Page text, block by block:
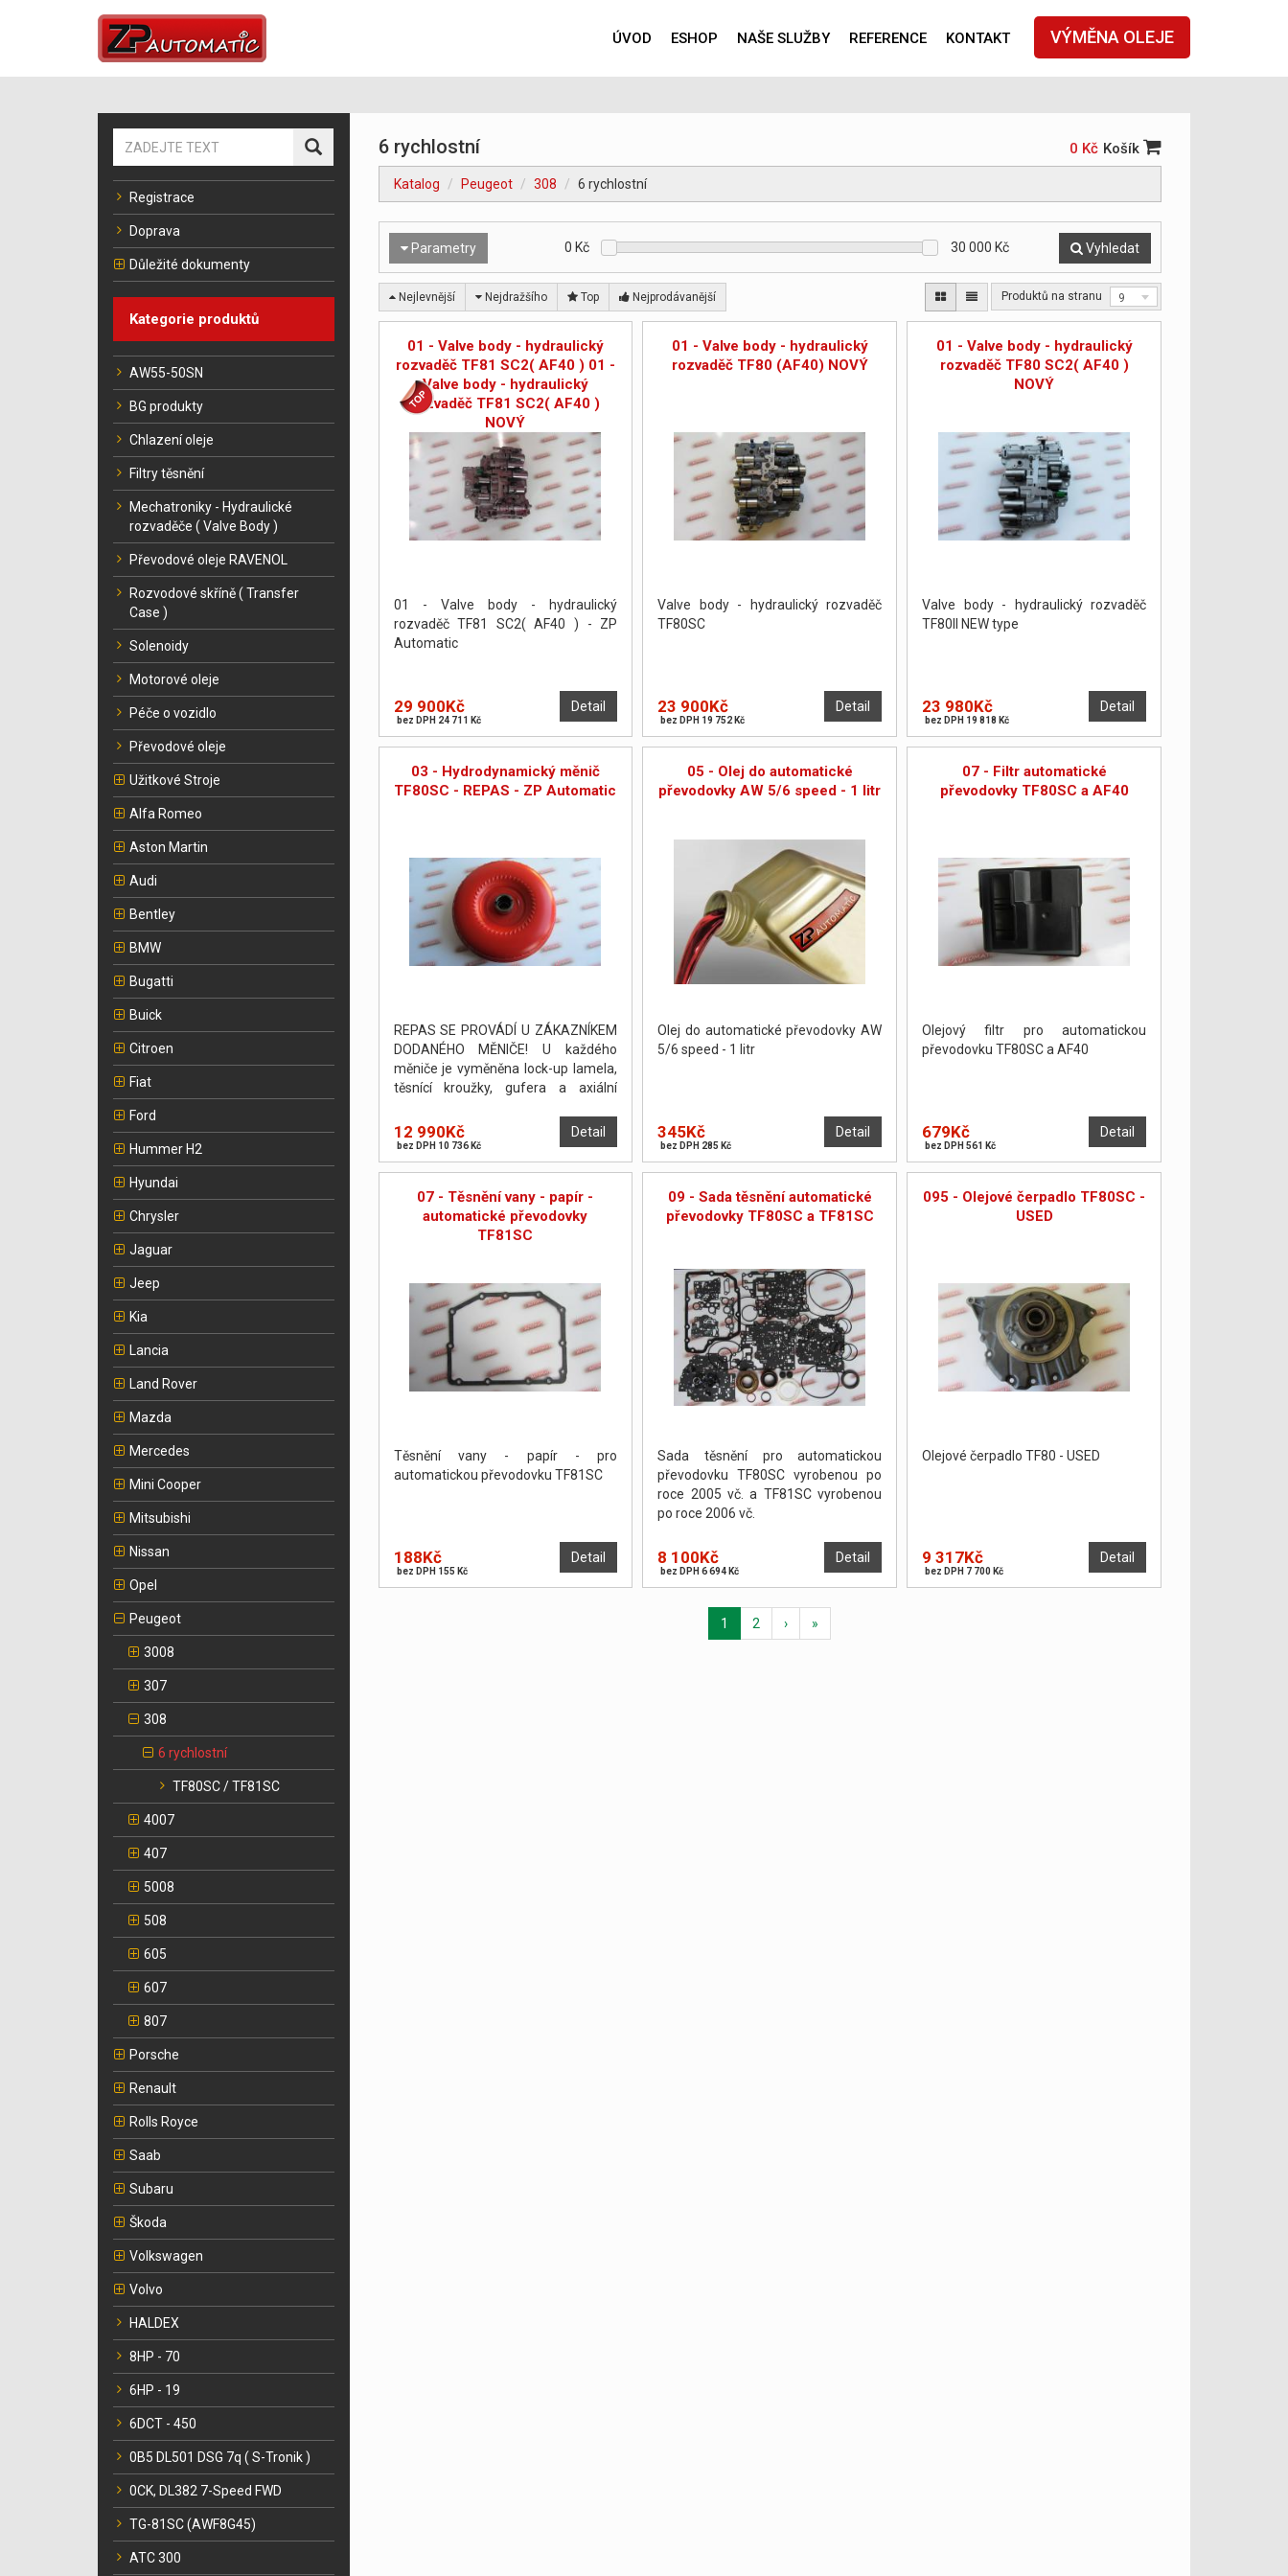
VÝMĚNA OLEJE
ÚVOD ESHOP NAŠE SLUŽBY REFERENCE KONTAKT
Registrace
Doprava
Důležité dokumenty
Kategorie produktů
AW55-50SN
BG produkty
Chlazení oleje
Filtry těsnění
Mechatroniky - Hydraulické
rozvaděče ( Valve Body )
Převodové oleje RAVENOL
Rozvodové skříně ( Transfer
Case )
Solenoidy
Motorové oleje
Péče o vozidlo
Převodové oleje
Užitkové Stroje
Alfa Romeo
Aston Martin
Audi
Bentley
BMW
Bugatti
Buick
Citroen
Fiat
Ford
Hummer H2
Hyundai
Chrysler
Jaguar
Jeep
Kia
Lancia
Land Rover
Mazda
Mercedes
Mini Cooper
Mitsubishi
Nissan
Opel
Peugeot
3008
307
308
6 rychlostní
TF80SC / TF81SC
4007
407
5008
508
605
607
807
Porsche
Renault
Rolls Royce
Saab
Subaru
Škoda
Volkswagen
Volvo
HALDEX
8HP - 70
6HP - 19
6DCT - 450
0B5 DL501 DSG 7q ( S-Tronik )
0CK, DL382 7-Speed FWD
TG-81SC (AWF8G45)
ATC 300
6 rychlostní 0 Kč Košík
Katalog Peugeot 308 6 rychlostní
Parametry 0 Kč 30 000 Kč Vyhledat
Nejlevnější Nejdražšího Top Nejprodávanější Produktů na stranu 9
01 - Valve body - hydraulický
rozvaděč TF81 SC2( AF40 ) 01 -
Valve body - hydraulický
rozvaděč TF81 SC2( AF40 )
NOVÝ
01 - Valve body - hydraulický
rozvaděč TF81 SC2( AF40 ) - ZP
Automatic
Detail
29 900Kč
bez DPH 24 711 Kč
01 - Valve body - hydraulický
rozvaděč TF80 (AF40) NOVÝ
Valve body - hydraulický rozvaděč
TF80SC
Detail
23 900Kč
bez DPH 19 752 Kč
01 - Valve body - hydraulický
rozvaděč TF80 SC2( AF40 )
NOVÝ
Valve body - hydraulický rozvaděč
TF80II NEW type
Detail
23 980Kč
bez DPH 19 818 Kč
03 - Hydrodynamický měnič
TF80SC - REPAS - ZP Automatic
REPAS SE PROVÁDÍ U ZÁKAZNÍKEM
DODANÉHO MĚNIČE! U každého
měniče je vyměněna lock-up lamela,
těsnící kroužky, gufera a axiální
vyvážen. PO DOHODĚ JE MOŽNO
PROVÉST OPRAVU NA POČKÁNÍ.
Detail
12 990Kč
bez DPH 10 736 Kč
05 - Olej do automatické
převodovky AW 5/6 speed - 1 litr
Olej do automatické převodovky AW
5/6 speed - 1 litr
Detail
345Kč
bez DPH 285 Kč
07 - Filtr automatické
převodovky TF80SC a AF40
Olejový filtr pro automatickou
převodovku TF80SC a AF40
Detail
679Kč
bez DPH 561 Kč
07 - Těsnění vany - papír -
automatické převodovky
TF81SC
Těsnění vany - papír - pro
automatickou převodovku TF81SC
Detail
188Kč
bez DPH 155 Kč
09 - Sada těsnění automatické
převodovky TF80SC a TF81SC
Sada těsnění pro automatickou
převodovku TF80SC vyrobenou po
roce 2005 vč. a TF81SC vyrobenou
po roce 2006 vč.
Detail
8 100Kč
bez DPH 6 694 Kč
095 - Olejové čerpadlo TF80SC -
USED
Olejové čerpadlo TF80 - USED
Detail
9 317Kč
bez DPH 7 700 Kč
1 2 › »